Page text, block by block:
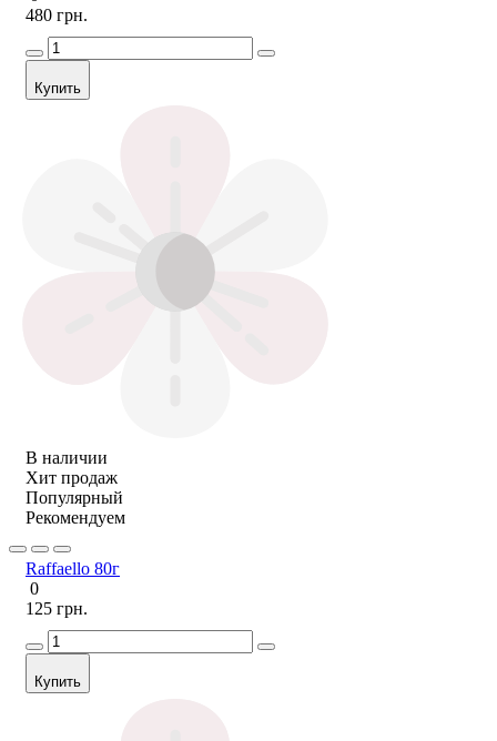
480 грн.
Купить
В наличии
Хит продаж
Популярный
Рекомендуем
Raffaello 80г
0
125 грн.
Купить